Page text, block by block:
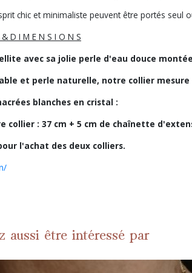
chic et minimaliste peuvent être portés seul
D I M E N S I O N S
avec sa jolie perle d'eau douce
et perle naturelle, notre collier
blanches en cristal :
collier : 37 cm + 5 cm de chaînette
l'achat des deux colliers.
aussi être intéressé par